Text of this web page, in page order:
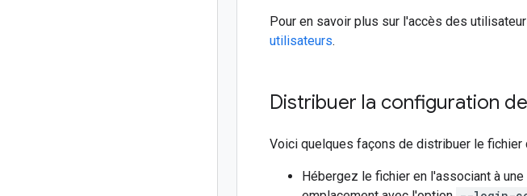
Pour en savoir plus sur l'accès des
utilisateurs.
Distribuer la configuration
Voici quelques façons de distribuer le fichier
Hébergez le fichier en l'associant à